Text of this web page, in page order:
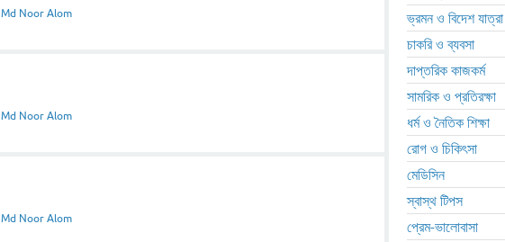
Md Noor Alom
Md Noor Alom
Md Noor Alom
ভ্রমন ও বিদেশ যাত্রা
চাকরি ও ব্যবসা
দাপ্তরিক কাজকর্ম
সামরিক ও প্রতিরক্ষা
ধর্ম ও নৈতিক শিক্ষা
রোগ ও চিকিৎসা
মেডিসিন
স্বাস্থ টিপস
প্রেম-ভালোবাসা